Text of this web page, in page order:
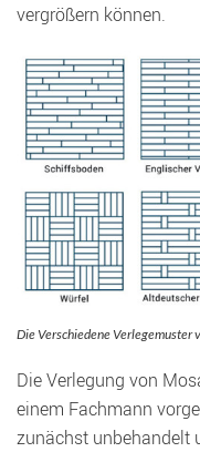
vergrößern können.
Die Verschiedene Verlegemuster
Die Verlegung von
einem Fachmann
zunächst unbehandelt